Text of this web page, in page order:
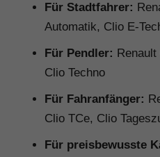
Für Stadtfahrer:
Automatik, Clio E-
Für Pendler:
Clio Techno
Für Fahranfänger:
Clio TCe, Clio
Für preisbewusste